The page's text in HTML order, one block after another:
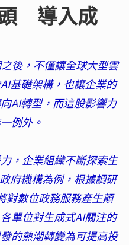
導入成
後，不僅讓全球大型雲
基礎架構，也讓企業的
AI轉型，而這股影響力
例外。
，企業組織不斷探索生
府機構為例，根據調研
對數位政務服務產生顛
單位對生成式AI關注的
的熱潮轉變為可提高投